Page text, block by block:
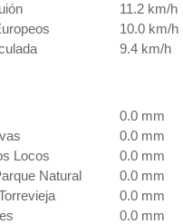
11.2 km/h
10.0 km/h
9.4 km/h
0.0 mm
0.0 mm
Locos
0.0 mm
Natural
0.0 mm
0.0 mm
0.0 mm